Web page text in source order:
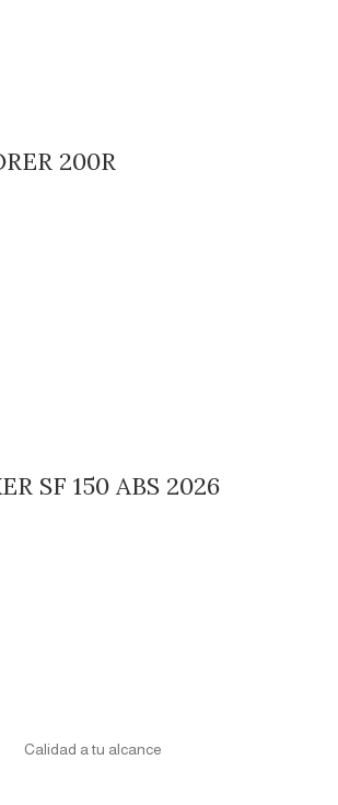
200R
SF 150 ABS 2026
Calidad a tu alcance